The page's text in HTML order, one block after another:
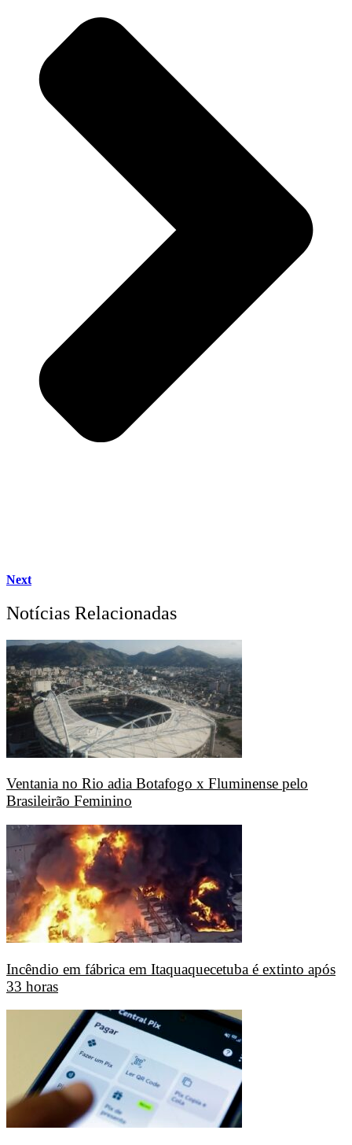
Next
Notícias Relacionadas
Ventania no Rio adia Botafogo x Fluminense pelo
Brasileirão Feminino
Incêndio em fábrica em Itaquaquecetuba é extinto após
33 horas